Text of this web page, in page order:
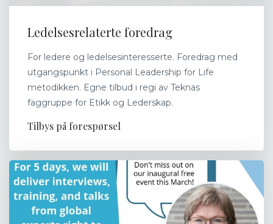
Ledelsesrelaterte foredrag
For ledere og ledelsesinteresserte. Foredrag med
utgangspunkt i Personal Leadership for Life
metodikken. Egne tilbud i regi av Teknas
faggruppe for Etikk og Lederskap.
Tilbys på forespørsel